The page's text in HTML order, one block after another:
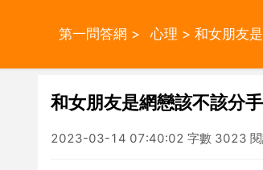
第一問答網 > 心理 > 和女朋友
和女朋友是網戀該不該分
2023-03-14 07:40:02 字數 3023